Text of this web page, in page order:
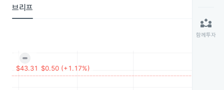
브리프
partner_exchange
함께투자